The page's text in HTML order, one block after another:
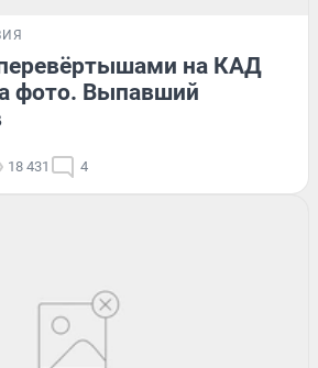
на КАД
фото. Выпавший
18 431 4